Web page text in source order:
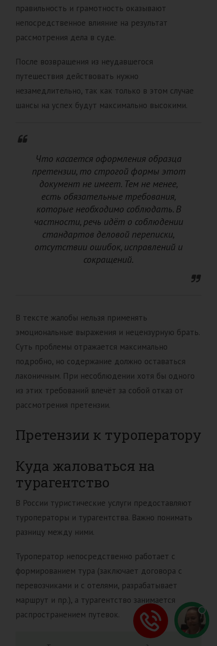
правильность и грамотность оказывают
непосредственное влияние на результат
рассмотрения дела в суде.
После возвращения из неудавшегося
путешествия действовать нужно
незамедлительно, так как только в этом случае
шансы на успех будут максимально высокими.
Что касается оформления образца
претензии, то строгой формы этот
документ не имеет. Тем не менее,
есть обязательные требования,
которые необходимо соблюдать. В
частности, речь идёт о соблюдении
стандартов деловой переписки,
отсутствии ошибок, исправлений и
сокращений.
В тексте жалобы нельзя применять
эмоциональные выражения и нецензурную брать.
Суть проблемы отражается максимально
подробно, но содержание должно оставаться
лаконичным. При несоблюдении хотя бы одного
из этих требований влечёт за собой отказ от
рассмотрения претензии.
Претензии к туроператору
Куда жаловаться на
турагентство
В России туристические услуги предоставляют
туроператоры и турагентства. Важно понимать
разницу между ними.
Туроператор непосредственно работает с
формированием тура (заключает договора с
перевозчиками и с отелями, разрабатывает
маршрут и пр.), а турагентство занимается
распространением путевок.